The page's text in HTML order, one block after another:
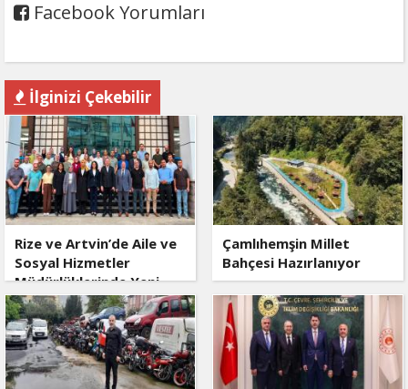
Facebook Yorumları
İlginizi Çekebilir
Rize ve Artvin’de Aile ve
Sosyal Hizmetler
Müdürlüklerinde Yeni
Dönem
Çamlıhemşin Millet
Bahçesi Hazırlanıyor